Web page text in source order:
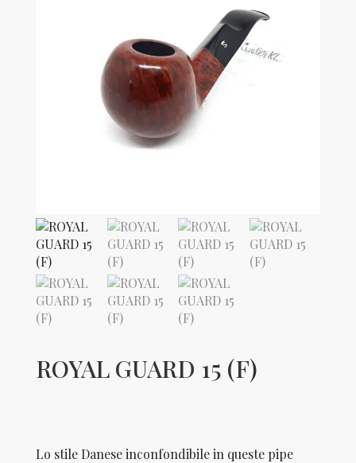
ROYAL GUARD 15 (F)
Lo stile Danese inconfondibile in queste pipe